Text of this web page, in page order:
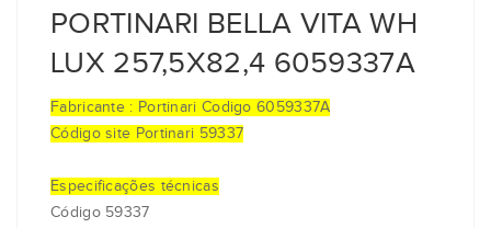
PORTINARI BELLA VITA WH
LUX 257,5X82,4 6059337A
Fabricante : Portinari Codigo 6059337A
Código site Portinari 59337
Especificações técnicas
Código 59337